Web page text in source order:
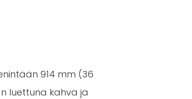
914 mm (36
luettuna kahva ja